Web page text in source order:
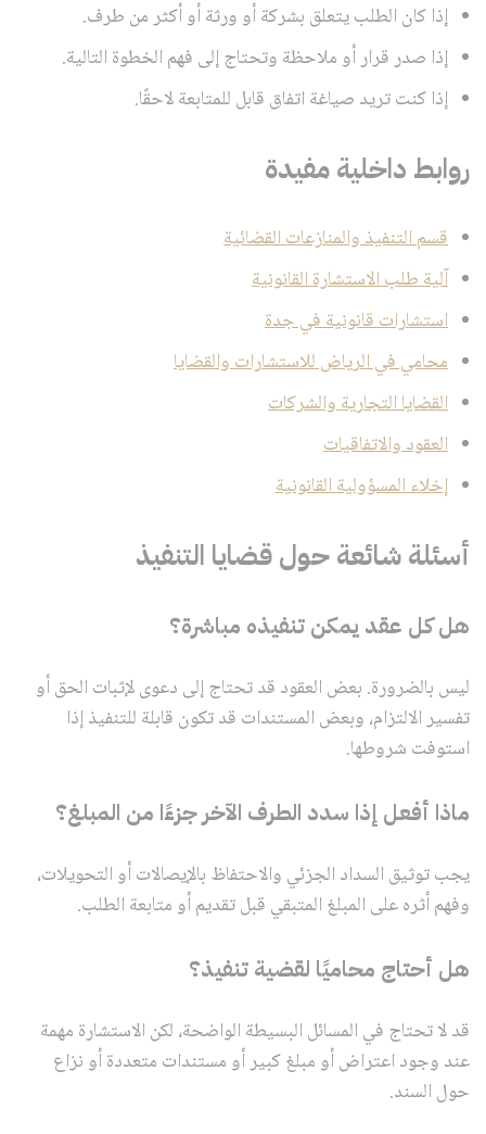
إذا كان الطلب يتعلق بشركة أو ورثة أو أكثر من طرف.
إذا صدر قرار أو ملاحظة وتحتاج إلى فهم الخطوة التالية.
إذا كنت تريد صياغة اتفاق قابل للمتابعة لاحقًا.
روابط داخلية مفيدة
قسم التنفيذ والمنازعات القضائية
آلية طلب الاستشارة القانونية
استشارات قانونية في جدة
محامي في الرياض للاستشارات والقضايا
القضايا التجارية والشركات
العقود والاتفاقيات
إخلاء المسؤولية القانونية
أسئلة شائعة حول قضايا التنفيذ
هل كل عقد يمكن تنفيذه مباشرة؟
ليس بالضرورة. بعض العقود قد تحتاج إلى دعوى لإثبات الحق أو
تفسير الالتزام، وبعض المستندات قد تكون قابلة للتنفيذ إذا
استوفت شروطها.
ماذا أفعل إذا سدد الطرف الآخر جزءًا من المبلغ؟
يجب توثيق السداد الجزئي والاحتفاظ بالإيصالات أو التحويلات،
وفهم أثره على المبلغ المتبقي قبل تقديم أو متابعة الطلب.
هل أحتاج محاميًا لقضية تنفيذ؟
قد لا تحتاج في المسائل البسيطة الواضحة، لكن الاستشارة مهمة
عند وجود اعتراض أو مبلغ كبير أو مستندات متعددة أو نزاع
حول السند.